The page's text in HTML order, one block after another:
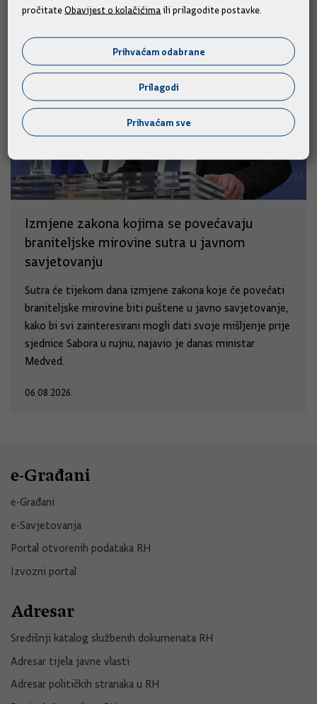
Izmjene zakona kojima se povećavaju
braniteljske mirovine sutra u javnom
savjetovanju
Sutra će tijekom dana izmjene zakona koje će povećati
braniteljske mirovine biti puštene u javno savjetovanje,
kako bi svi zainteresirani mogli dati svoje mišljenje prije
sjednice Sabora u rujnu, najavio je danas ministar
Medved.
06.08.2026.
e-Građani
e-Građani
e-Savjetovanja
Portal otvorenih podataka RH
Izvozni portal
Adresar
Središnji katalog službenih dokumenata RH
Adresar tijela javne vlasti
Adresar političkih stranaka u RH
pročitateObavijest o kolačićima ili prilagodite postavke.
Prihvaćam odabrane
Prilagodi
Prihvaćam sve